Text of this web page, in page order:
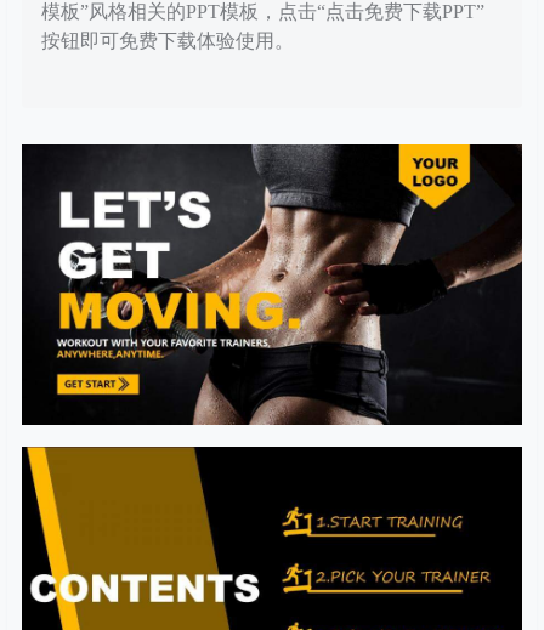
模板”风格相关的PPT模板，点击“点击免费下载PPT”
按钮即可免费下载体验使用。